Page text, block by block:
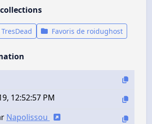
Favoris de roidughost
12:52:57 PM
Napolissou